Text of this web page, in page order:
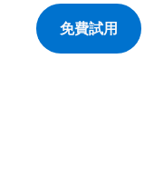
免費試用